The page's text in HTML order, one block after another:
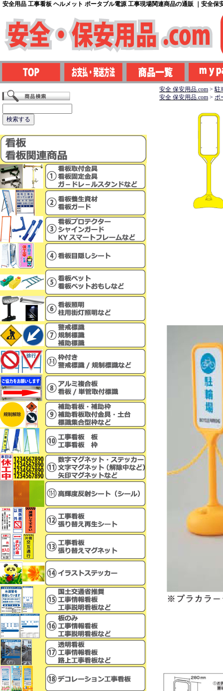
安全用品 工事看板 ヘルメット ポータブル電源 工事現場関連商品の通販 ｜安全保
安全 保安用品.com >駐
安全 保安用品.com > ポ